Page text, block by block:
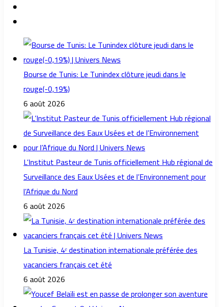
Bourse de Tunis: Le Tunindex clôture jeudi dans le
rouge(-0,19%)
6 août 2026
L’Institut Pasteur de Tunis officiellement Hub régional de
Surveillance des Eaux Usées et de l’Environnement pour
l’Afrique du Nord
6 août 2026
La Tunisie, 4ᵉ destination internationale préférée des
vacanciers français cet été
6 août 2026